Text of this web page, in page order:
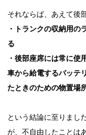
それならば、あえて後
・トランクの収納用の
る
・後部座席には常に使
車から給電するバッテ
たときのための物置場
という結論に至りまし
が、不自由したことは